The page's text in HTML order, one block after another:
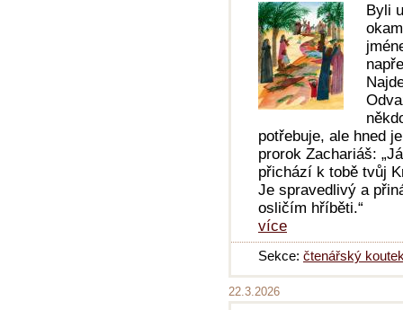
Byli
potřebuje, ale hned
prorok Zachariáš:
přichází k tobě tvůj
Je spravedlivý a
osličím hříběti.“
více
Sekce: čtenářský
22.3.2026